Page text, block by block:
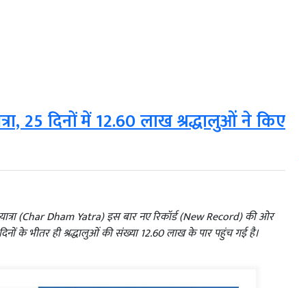
25 दिनों में 12.60 लाख श्रद्धालुओं ने किए
(Char Dham Yatra) इस बार नए रिकॉर्ड (New Record) की ओर
के भीतर ही श्रद्धालुओं की संख्या 12.60 लाख के पार पहुंच गई है।